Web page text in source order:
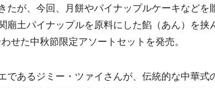
たが、今回、月餅やパイナップルケーキなどを
廟土パイナップルを原料にした餡（あん）を挟
せた中秋節限定アソートセットを発売。
あるジミー・ツァイさんが、伝統的な中華式